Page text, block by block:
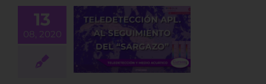
13
08, 2020
el
de la
del